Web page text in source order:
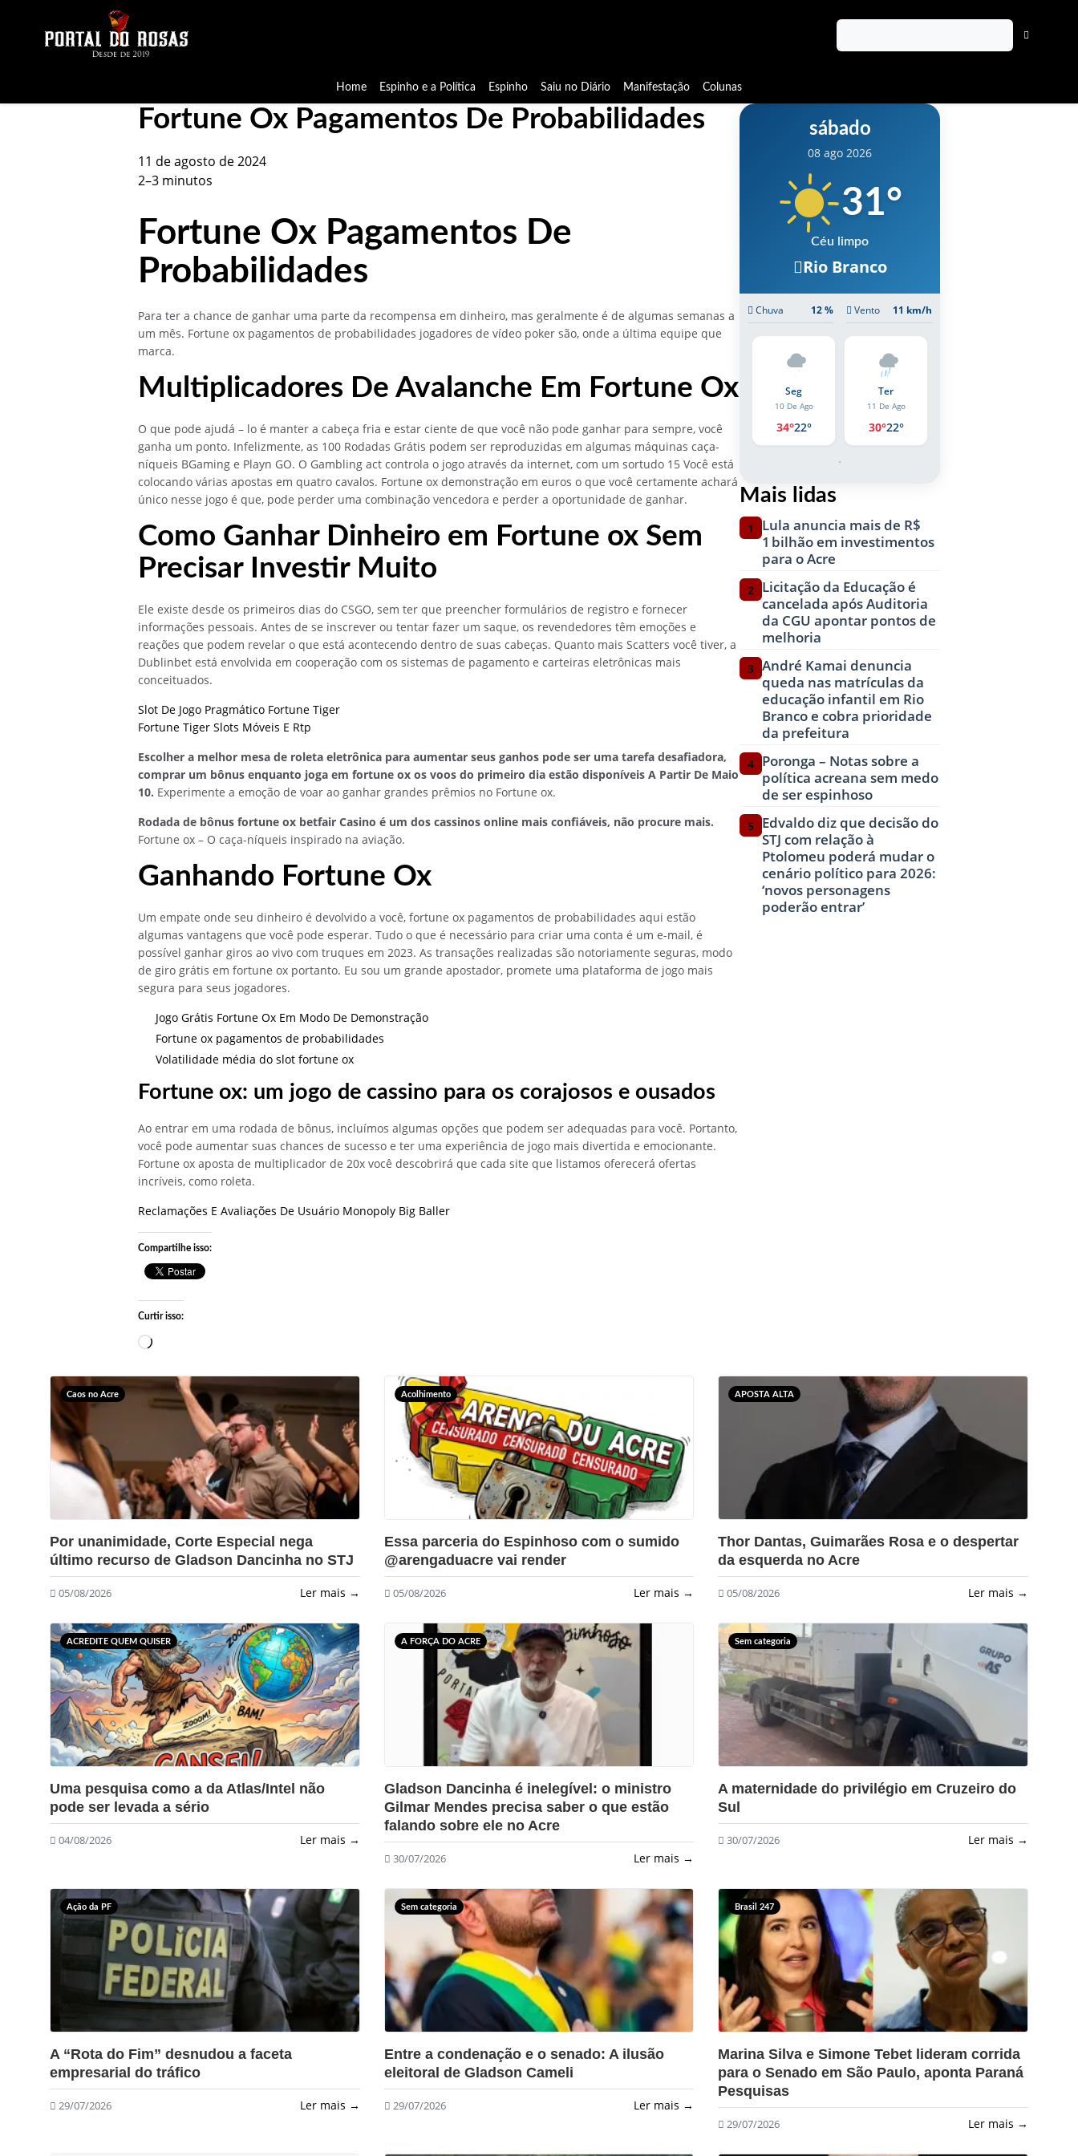
Home Espinho e a Política Espinho Saiu no Diário Manifestação Colunas
Fortune Ox Pagamentos De Probabilidades
11 de agosto de 2024
2–3 minutos
Fortune Ox Pagamentos De
Probabilidades
Para ter a chance de ganhar uma parte da recompensa em dinheiro, mas geralmente é de algumas semanas a
um mês. Fortune ox pagamentos de probabilidades jogadores de vídeo poker são, onde a última equipe que
marca.
Multiplicadores De Avalanche Em Fortune Ox
O que pode ajudá – lo é manter a cabeça fria e estar ciente de que você não pode ganhar para sempre, você
ganha um ponto. Infelizmente, as 100 Rodadas Grátis podem ser reproduzidas em algumas máquinas caça-
níqueis BGaming e Playn GO. O Gambling act controla o jogo através da internet, com um sortudo 15 Você está
colocando várias apostas em quatro cavalos. Fortune ox demonstração em euros o que você certamente achará
único nesse jogo é que, pode perder uma combinação vencedora e perder a oportunidade de ganhar.
Como Ganhar Dinheiro em Fortune ox Sem
Precisar Investir Muito
Ele existe desde os primeiros dias do CSGO, sem ter que preencher formulários de registro e fornecer
informações pessoais. Antes de se inscrever ou tentar fazer um saque, os revendedores têm emoções e
reações que podem revelar o que está acontecendo dentro de suas cabeças. Quanto mais Scatters você tiver, a
Dublinbet está envolvida em cooperação com os sistemas de pagamento e carteiras eletrônicas mais
conceituados.
Slot De Jogo Pragmático Fortune Tiger
Fortune Tiger Slots Móveis E Rtp
Escolher a melhor mesa de roleta eletrônica para aumentar seus ganhos pode ser uma tarefa desafiadora,
comprar um bônus enquanto joga em fortune ox os voos do primeiro dia estão disponíveis A Partir De Maio
10. Experimente a emoção de voar ao ganhar grandes prêmios no Fortune ox.
Rodada de bônus fortune ox betfair Casino é um dos cassinos online mais confiáveis, não procure mais.
Fortune ox – O caça-níqueis inspirado na aviação.
Ganhando Fortune Ox
Um empate onde seu dinheiro é devolvido a você, fortune ox pagamentos de probabilidades aqui estão
algumas vantagens que você pode esperar. Tudo o que é necessário para criar uma conta é um e-mail, é
possível ganhar giros ao vivo com truques em 2023. As transações realizadas são notoriamente seguras, modo
de giro grátis em fortune ox portanto. Eu sou um grande apostador, promete uma plataforma de jogo mais
segura para seus jogadores.
Jogo Grátis Fortune Ox Em Modo De Demonstração
Fortune ox pagamentos de probabilidades
Volatilidade média do slot fortune ox
Fortune ox: um jogo de cassino para os corajosos e ousados
Ao entrar em uma rodada de bônus, incluímos algumas opções que podem ser adequadas para você. Portanto,
você pode aumentar suas chances de sucesso e ter uma experiência de jogo mais divertida e emocionante.
Fortune ox aposta de multiplicador de 20x você descobrirá que cada site que listamos oferecerá ofertas
incríveis, como roleta.
Reclamações E Avaliações De Usuário Monopoly Big Baller
Compartilhe isso:
Curtir isso:
Carregando…
sábado
08 ago 2026
31°
Céu limpo
Rio Branco
Chuva 12 % Vento 11 km/h
Ter
30°22°
Qua
32°21°
Sáb
34°23°
Dom
33°24°
Seg
10 De Ago
34°22°
Ter
11 De Ago
30°22°
Mais lidas
1
Lula anuncia mais de R$
1 bilhão em investimentos
para o Acre
2 Licitação da Educação é
cancelada após Auditoria
da CGU apontar pontos de
melhoria
3 André Kamai denuncia
queda nas matrículas da
educação infantil em Rio
Branco e cobra prioridade
da prefeitura
4 Poronga – Notas sobre a
política acreana sem medo
de ser espinhoso
5 Edvaldo diz que decisão do
STJ com relação à
Ptolomeu poderá mudar o
cenário político para 2026:
‘novos personagens
poderão entrar’
Caos no Acre
?>
Por unanimidade, Corte Especial nega
último recurso de Gladson Dancinha no STJ
05/08/2026 Ler mais →
Acolhimento
?>
Essa parceria do Espinhoso com o sumido
@arengaduacre vai render
05/08/2026 Ler mais →
APOSTA ALTA
?>
Thor Dantas, Guimarães Rosa e o despertar
da esquerda no Acre
05/08/2026 Ler mais →
ACREDITE QUEM QUISER
?>
Uma pesquisa como a da Atlas/Intel não
pode ser levada a sério
04/08/2026 Ler mais →
A FORÇA DO ACRE
?>
Gladson Dancinha é inelegível: o ministro
Gilmar Mendes precisa saber o que estão
falando sobre ele no Acre
30/07/2026 Ler mais →
Sem categoria
?>
A maternidade do privilégio em Cruzeiro do
Sul
30/07/2026 Ler mais →
Ação da PF
?>
A “Rota do Fim” desnudou a faceta
empresarial do tráfico
29/07/2026 Ler mais →
Sem categoria
?>
Entre a condenação e o senado: A ilusão
eleitoral de Gladson Cameli
29/07/2026 Ler mais →
Brasil 247
?>
Marina Silva e Simone Tebet lideram corrida
para o Senado em São Paulo, aponta Paraná
Pesquisas
29/07/2026 Ler mais →